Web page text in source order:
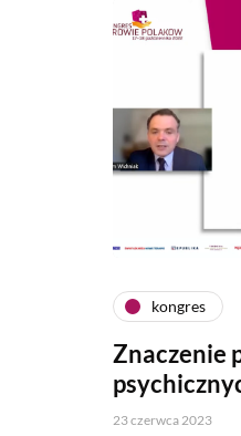
kongres
Znaczenie
23 czerwca 2023